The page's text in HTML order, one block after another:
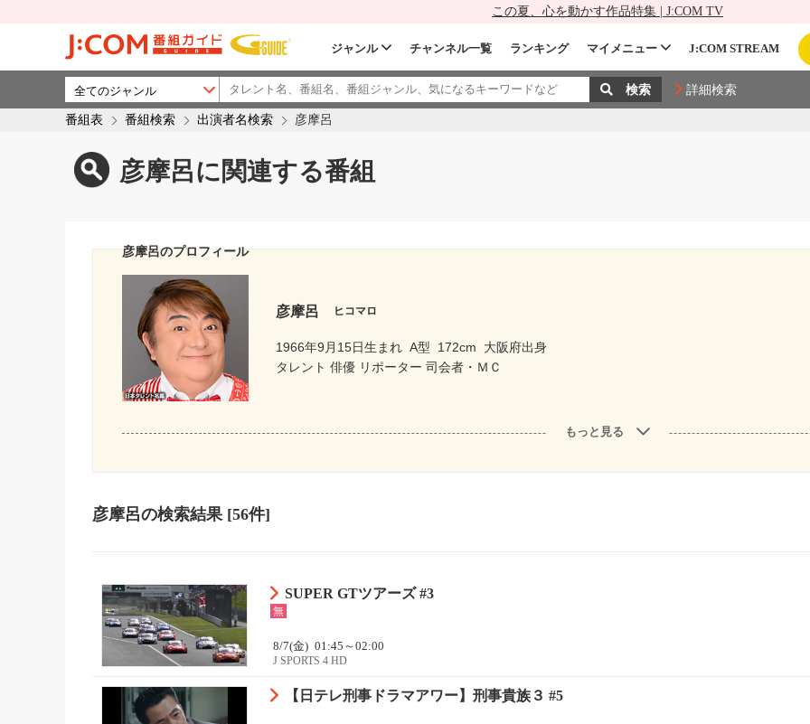
この夏、心を動かす作品特集 | J:COM TV
ジャンル チャンネル一覧 ランキング マイメニュー J:COM STREAM
詳細検索
番組表 番組検索 出演者名検索 彦摩呂
彦摩呂に関連する番組
彦摩呂のプロフィール
彦摩呂 ヒコマロ
1966年9月15日生まれ A型 172cm
大阪府出身
タレント 俳優 リポーター 司会者・ＭＣ
もっと見る
彦摩呂の検索結果 [56件]
SUPER GTツアーズ #3
無
8/7(金) 01:45～02:00
J SPORTS 4 HD
【日テレ刑事ドラマアワー】刑事貴族３ #5